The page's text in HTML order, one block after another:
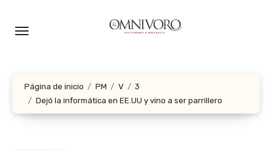
Página de inicio PM V
3
Dejó la informática en EE.UU y vino a ser parrillero